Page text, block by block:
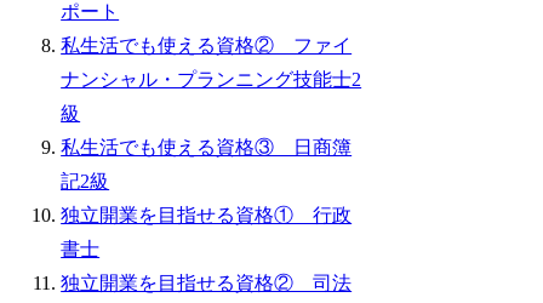
ポート
私生活でも使える資格② ファイ
ナンシャル・プランニング技能士2
級
私生活でも使える資格③ 日商簿
記2級
独立開業を目指せる資格① 行政
書士
独立開業を目指せる資格② 司法